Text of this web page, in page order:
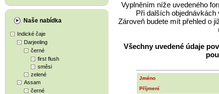
Naše nabídka
Indické čaje
Darjeeling
černé
first flush
směsi
zelené
Assam
černé
Vyplněním níže uvedeného
Při dalších
Zároveň budete mít přehled o
Všechny uvedené údaje
Jméno
Příjmení